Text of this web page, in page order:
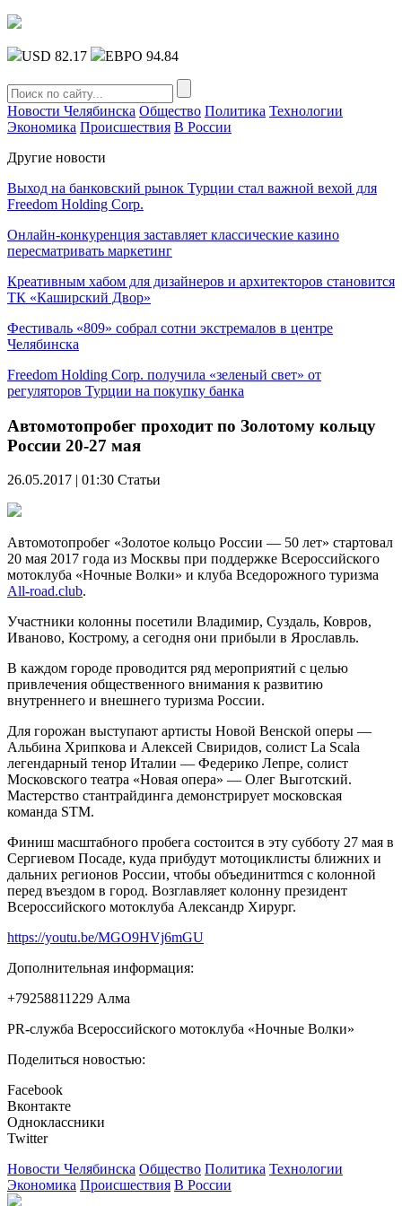
USD 82.17 ЕВРО 94.84
Новости Челябинска Общество Политика Технологии
Экономика Происшествия В России
Другие новости
Выход на банковский рынок Турции стал важной вехой для
Freedom Holding Corp.
Онлайн-конкуренция заставляет классические казино
пересматривать маркетинг
Креативным хабом для дизайнеров и архитекторов становится
ТК «Каширский Двор»
Фестиваль «809» собрал сотни экстремалов в центре
Челябинска
Freedom Holding Corp. получила «зеленый свет» от
регуляторов Турции на покупку банка
Автомотопробег проходит по Золотому кольцу
России 20-27 мая
26.05.2017 | 01:30 Статьи
Автомотопробег «Золотое кольцо России — 50 лет» стартовал
20 мая 2017 года из Москвы при поддержке Всероссийского
мотоклуба «Ночные Волки» и клуба Вседорожного туризма
All-road.club.
Участники колонны посетили Владимир, Суздаль, Ковров,
Иваново, Кострому, а сегодня они прибыли в Ярославль.
В каждом городе проводится ряд мероприятий с целью
привлечения общественного внимания к развитию
внутреннего и внешнего туризма России.
Для горожан выступают артисты Новой Венской оперы —
Альбина Хрипкова и Алексей Свиридов, солист La Scala
легендарный тенор Италии — Федерико Лепре, солист
Московского театра «Новая опера» — Олег Выготский.
Мастерство стантрайдинга демонстрирует московская
команда STM.
Финиш масштабного пробега состоится в эту субботу 27 мая в
Сергиевом Посаде, куда прибудут мотоциклисты ближних и
дальних регионов России, чтобы объединитmся с колонной
перед въездом в город. Возглавляет колонну президент
Всероссийского мотоклуба Александр Хирург.
https://youtu.be/MGO9HVj6mGU
Дополнительная информация:
+79258811229 Алма
PR-служба Всероссийского мотоклуба «Ночные Волки»
Поделиться новостью:
Facebook
Вконтакте
Одноклассники
Twitter
Новости Челябинска Общество Политика Технологии
Экономика Происшествия В России